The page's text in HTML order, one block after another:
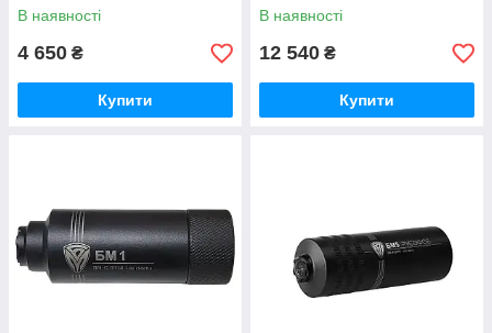
В наявності
4 650 ₴
Купити
В наявності
12 540 ₴
Купити